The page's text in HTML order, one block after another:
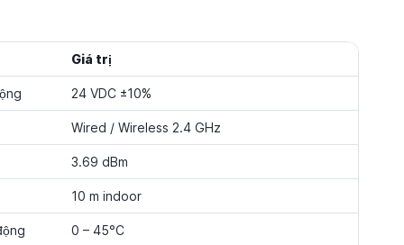
Giá trị
24 VDC ±10%
Wired / Wireless 2.4 GHz
3.69 dBm
10 m indoor
0 – 45°C